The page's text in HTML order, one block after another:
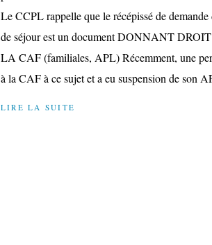
Le CCPL rappelle que le récépissé de
de séjour est un document DONNANT
LA CAF (familiales, APL) Récemment, une
à la CAF à ce sujet et a eu suspension de son
LIRE LA SUITE